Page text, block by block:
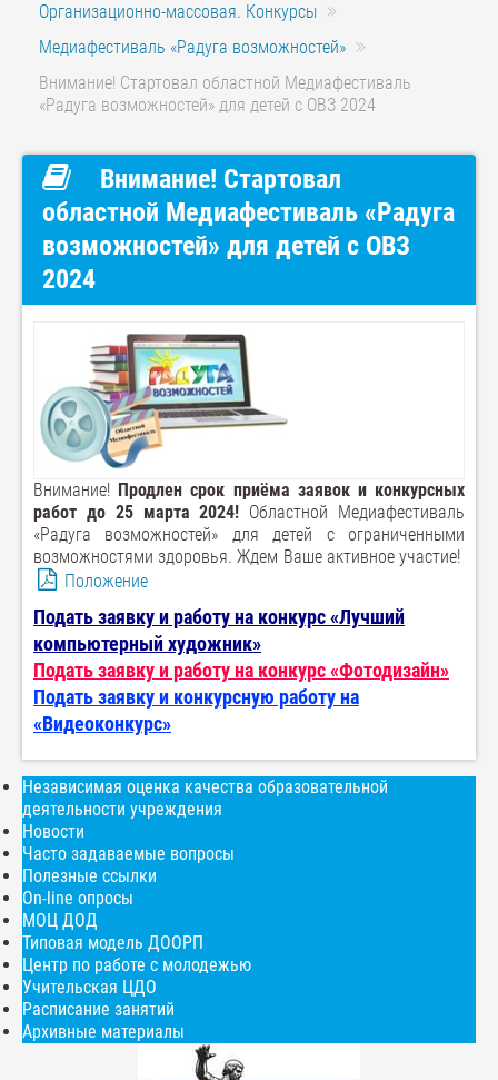
Организационно-массовая. Конкурсы
Медиафестиваль «Радуга возможностей»
Внимание! Стартовал областной Медиафестиваль
«Радуга возможностей» для детей с ОВЗ 2024
Внимание! Стартовал
областной Медиафестиваль «Радуга
возможностей» для детей с ОВЗ
2024
Внимание! Продлен срок приёма заявок и конкурсных
работ до 25 марта 2024! Областной Медиафестиваль
«Радуга возможностей» для детей с ограниченными
возможностями здоровья. Ждем Ваше активное участие!
Положение
Подать заявку и работу на конкурс «Лучший
компьютерный художник»
Подать заявку и работу на конкурс «Фотодизайн»
Подать заявку и конкурсную работу на
«Видеоконкурс»
Независимая оценка качества образовательной
деятельности учреждения
Новости
Часто задаваемые вопросы
Полезные ссылки
On-line опросы
МОЦ ДОД
Типовая модель ДООРП
Центр по работе с молодежью
Учительская ЦДО
Расписание занятий
Архивные материалы